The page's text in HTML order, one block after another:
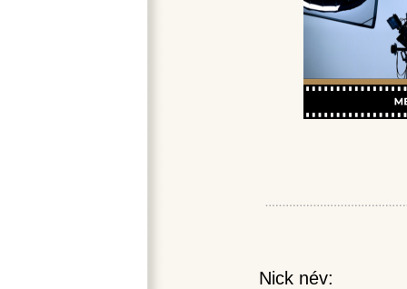
Nick név: